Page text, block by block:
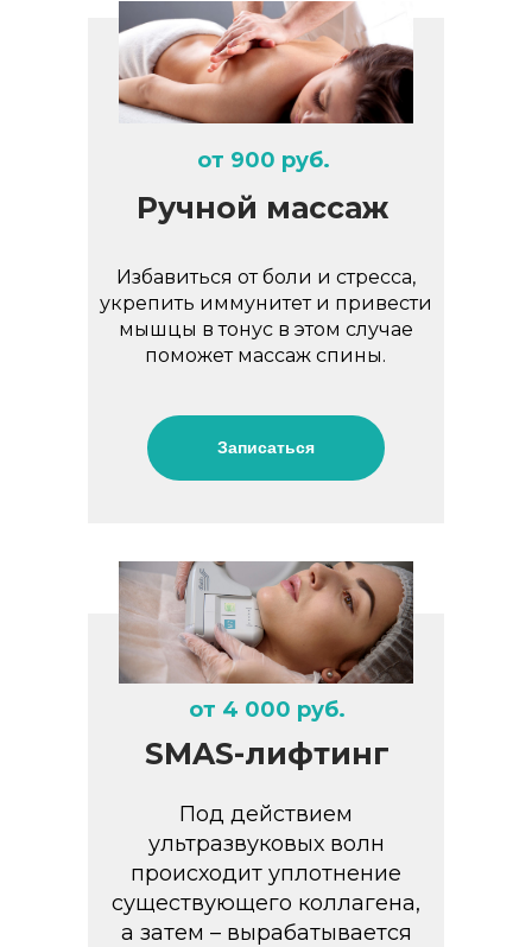
Ручной массаж
SMAS-лифтинг
Избавиться от боли и стресса,
укрепить иммунитет и привести
мышцы в тонус в этом случае
поможет массаж спины.
Под действием
ультразвуковых волн
происходит уплотнение
существующего коллагена,
а затем – вырабатывается
от 900 руб.
от 4 000 руб.
Записаться